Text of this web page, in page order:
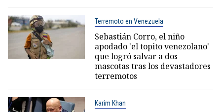
Terremoto en Venezuela
Sebastián Corro, el niño
apodado 'el topito venezolano'
que logró salvar a dos
mascotas tras los devastadores
terremotos
Karim Khan